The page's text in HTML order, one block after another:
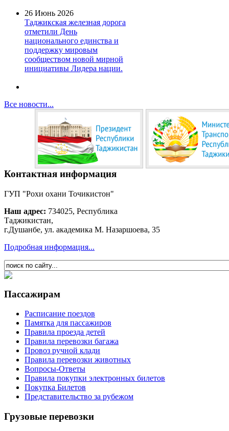
26 Июнь 2026
Таджикская железная дорога
отметили День
национального единства и
поддержку мировым
сообществом новой мирной
инициативы Лидера нации.
Все новости...
Контактная информация
ГУП "Рохи охани Точикистон"
Наш адрес: 734025, Республика
Таджикистан,
г.Душанбе, ул. академика М. Назаршоева, 35
Подробная информация...
Пассажирам
Расписание поездов
Памятка для пассажиров
Правила проезда детей
Правила перевозки багажа
Провоз ручной клади
Правила перевозки животных
Вопросы-Ответы
Правила покупки электронных билетов
Покупка Билетов
Представительство за рубежом
Грузовые перевозки